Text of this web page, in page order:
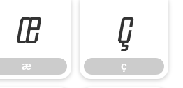
æ
æ
ç
ç